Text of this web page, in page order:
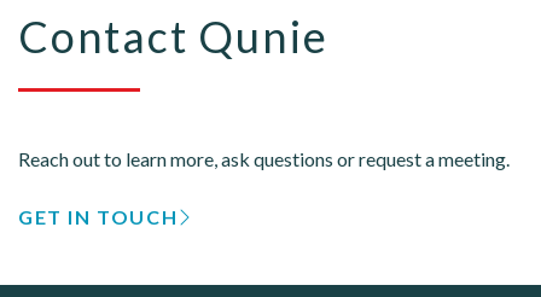
Contact Qunie
Reach out to learn more, ask questions or request a meeting.
GET IN TOUCH